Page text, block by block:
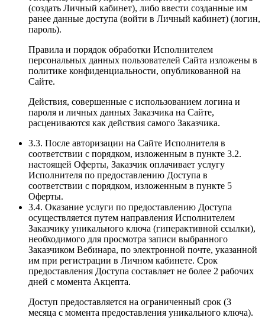
(создать Личный кабинет), либо ввести созданные им
ранее данные доступа (войти в Личный кабинет) (логин,
пароль).
Правила и порядок обработки Исполнителем
персональных данных пользователей Сайта изложены в
политике конфиденциальности, опубликованной на
Сайте.
Действия, совершенные с использованием логина и
пароля и личных данных Заказчика на Сайте,
расцениваются как действия самого Заказчика.
3.3. После авторизации на Сайте Исполнителя в
соответствии с порядком, изложенным в пункте 3.2.
настоящей Оферты, Заказчик оплачивает услугу
Исполнителя по предоставлению Доступа в
соответствии с порядком, изложенным в пункте 5
Оферты.
3.4. Оказание услуги по предоставлению Доступа
осуществляется путем направления Исполнителем
Заказчику уникального ключа (гиперактивной ссылки),
необходимого для просмотра записи выбранного
Заказчиком Вебинара, по электронной почте, указанной
им при регистрации в Личном кабинете. Срок
предоставления Доступа составляет не более 2 рабочих
дней с момента Акцепта.
Доступ предоставляется на ограниченный срок (3
месяца с момента предоставления уникального ключа).